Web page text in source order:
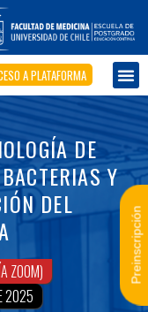
A PLATAFORMA
DE
Y
DEL
ZOOM)
2025
Preinscripción